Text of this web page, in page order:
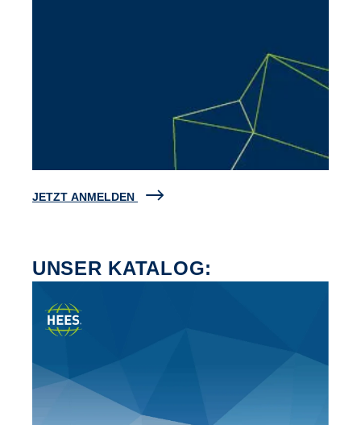
JETZT ANMELDEN
UNSER KATALOG: